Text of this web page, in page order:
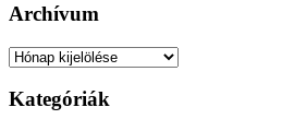
Archívum
Archívum
Kategóriák